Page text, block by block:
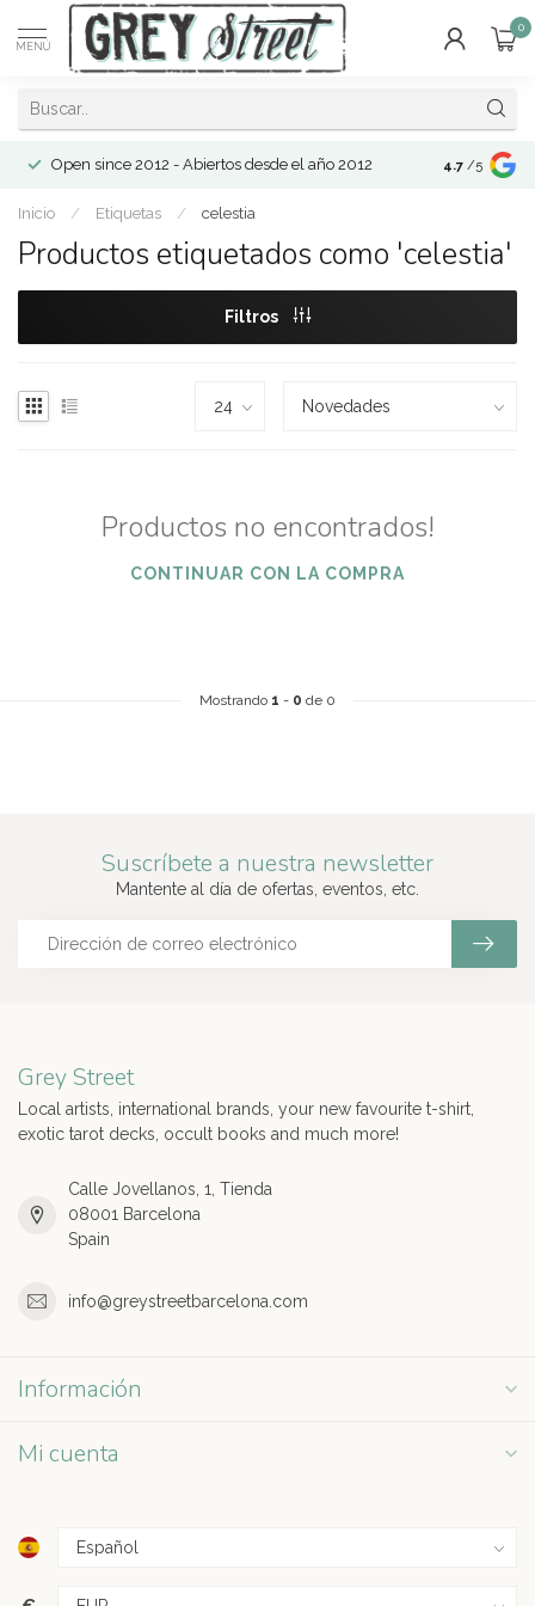
MENÚ
0
Open since 2012 - Abiertos desde el año 2012 4.7 /5
Inicio / Etiquetas / celestia
Productos etiquetados como 'celestia'
Filtros
Productos no encontrados!
CONTINUAR CON LA COMPRA
Mostrando 1 - 0 de 0
Suscríbete a nuestra newsletter
Mantente al día de ofertas, eventos, etc.
Grey Street
Local artists, international brands, your new favourite t-shirt,
exotic tarot decks, occult books and much more!
Calle Jovellanos, 1, Tienda
08001 Barcelona
Spain
info@greystreetbarcelona.com
Información
Mi cuenta